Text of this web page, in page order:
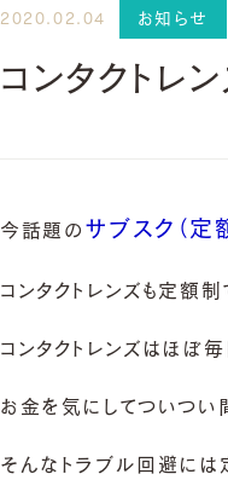
2020.02.04 お知らせ
コンタクトレ
今話題の サブスク（定
コンタクトレンズも定額
コンタクトレンズはほぼ
お金を気にしてついつい
そんなトラブル回避には